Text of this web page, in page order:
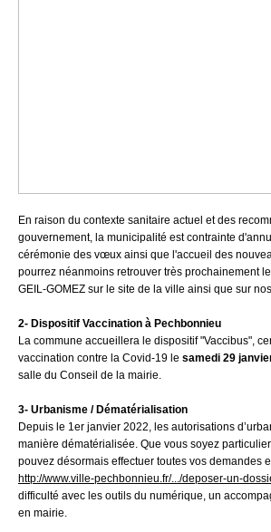
En raison du contexte sanitaire actuel et des
gouvernement, la municipalité est contrainte
cérémonie des vœux ainsi que l'accueil des
pourrez néanmoins retrouver très prochainement
GEIL-GOMEZ sur le site de la ville ainsi que sur
2- Dispositif Vaccination à Pechbonnieu
La commune accueillera le dispositif "Vaccibus",
vaccination contre la Covid-19 le samedi 29
salle du Conseil de la mairie.
3- Urbanisme / Dématérialisation
Depuis le 1er janvier 2022, les autorisations
manière dématérialisée. Que vous soyez
pouvez désormais effectuer toutes vos demandes
http://www.ville-pechbonnieu.fr/.../deposer-un-
difficulté avec les outils du numérique, un
en mairie.